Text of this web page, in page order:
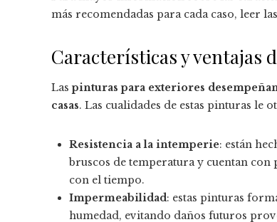
más recomendadas para cada caso, leer
Características y ventajas
Laspinturas para exteriores
casas. Las cualidades de estas pinturas le
Resistencia a la intemperie: están
bruscos de temperatura y cuentan
con el tiempo.
Impermeabilidad: estas pinturas
humedad, evitando daños futuros